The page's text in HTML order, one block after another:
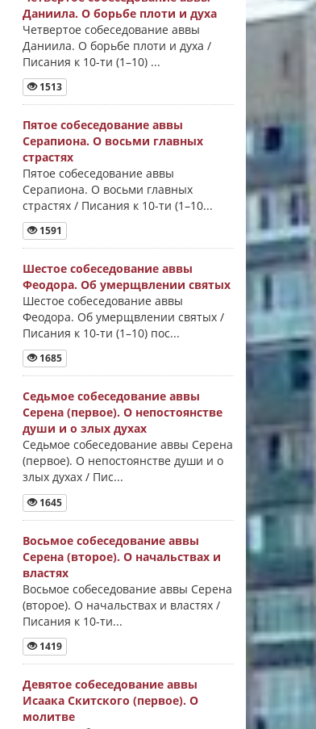
Даниила. О борьбе плоти и духа
Четвертое собеседование аввы
Даниила. О борьбе плоти и духа /
Писания к 10-ти (1–10) ...
1513
Пятое собеседование аввы
Серапиона. О восьми главных
страстях
Пятое собеседование аввы
Серапиона. О восьми главных
страстях / Писания к 10-ти (1–10...
1591
Шестое собеседование аввы
Феодора. Об умерщвлении святых
Шестое собеседование аввы
Феодора. Об умерщвлении святых /
Писания к 10-ти (1–10) пос...
1685
Седьмое собеседование аввы
Серена (первое). О непостоянстве
души и о злых духах
Седьмое собеседование аввы Серена
(первое). О непостоянстве души и о
злых духах / Пис...
1645
Восьмое собеседование аввы
Серена (второе). О начальствах и
властях
Восьмое собеседование аввы Серена
(второе). О начальствах и властях /
Писания к 10-ти...
1419
Девятое собеседование аввы
Исаака Скитского (первое). О
молитве